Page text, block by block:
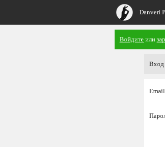
Danveri
Войдите или
Вход
Email